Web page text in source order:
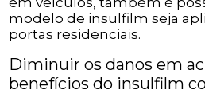
modelo de insulfilm seja
portas residenciais.
Diminuir os danos em
benefícios do insulfilm